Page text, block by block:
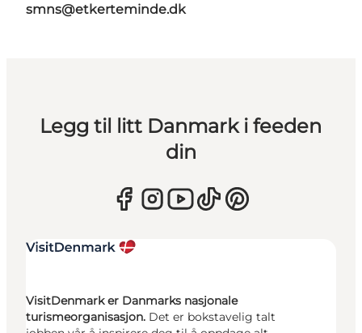
smns@etkerteminde.dk
Legg til litt Danmark i feeden
din
VisitDenmark er Danmarks nasjonale
turismeorganisasjon. Det er bokstavelig talt